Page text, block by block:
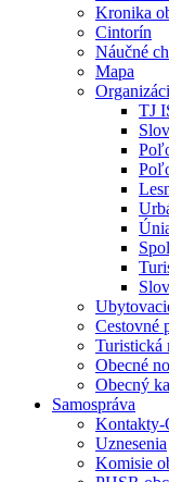
Kronika
Cintorín
Náučné
Mapa
TJ
Cestovné
Turistická
Obecné
Obecný
Samospráva
Kontakty-
Uznesenia
Komisie